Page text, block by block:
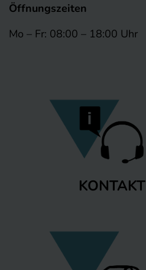
Öffnungszeiten
Mo – Fr: 08:00 – 18:00 Uhr
KONTAKT